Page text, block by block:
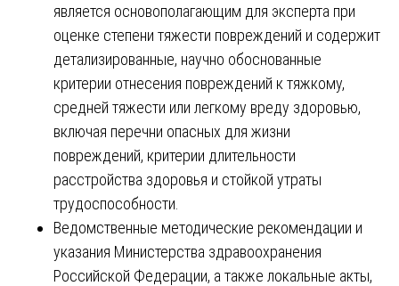
является основополагающим для эксперта при
оценке степени тяжести повреждений и содержит
детализированные, научно обоснованные
критерии отнесения повреждений к тяжкому,
средней тяжести или легкому вреду здоровью,
включая перечни опасных для жизни
повреждений, критерии длительности
расстройства здоровья и стойкой утраты
трудоспособности.
Ведомственные методические рекомендации и
указания Министерства здравоохранения
Российской Федерации, а также локальные акты,